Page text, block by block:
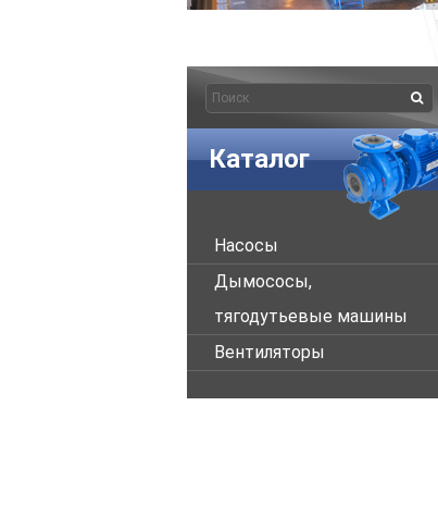
Каталог
Насосы
Дымососы,
тягодутьевые машины
Вентиляторы